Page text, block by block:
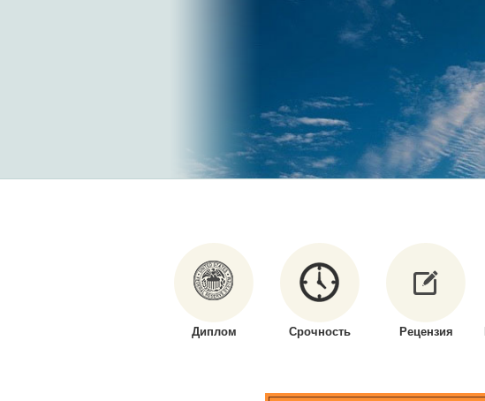
Диплом Срочность Рецензия